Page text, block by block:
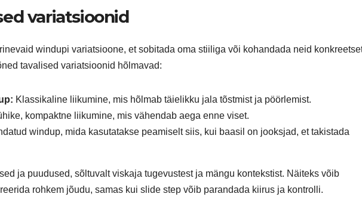
variatsioonid
windupi variatsioone, et sobitada oma stiiliga või kohandada neid
tavalised variatsioonid hõlmavad:
Klassikaline liikumine, mis hõlmab täielikku jala tõstmist ja pöörlemist.
kompaktne liikumine, mis vähendab aega enne viset.
windup, mida kasutatakse peamiselt siis, kui baasil on jooksjad, et takistada
ja puudused, sõltuvalt viskaja tugevustest ja mängu kontekstist. Näiteks võib
rohkem jõudu, samas kui slide step võib parandada kiirus ja kontrolli.